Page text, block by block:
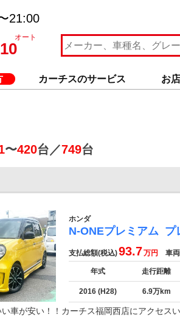
21:00
オート
カーチスのサービス お
〜420台／749台
ホンダ
N-ONEプレミアム プ
支払総額(税込)93.7万円 車両
年式 走行距離
2016 (H28) 6.9万km
車が安い！！カーチス福岡西店にアクセス